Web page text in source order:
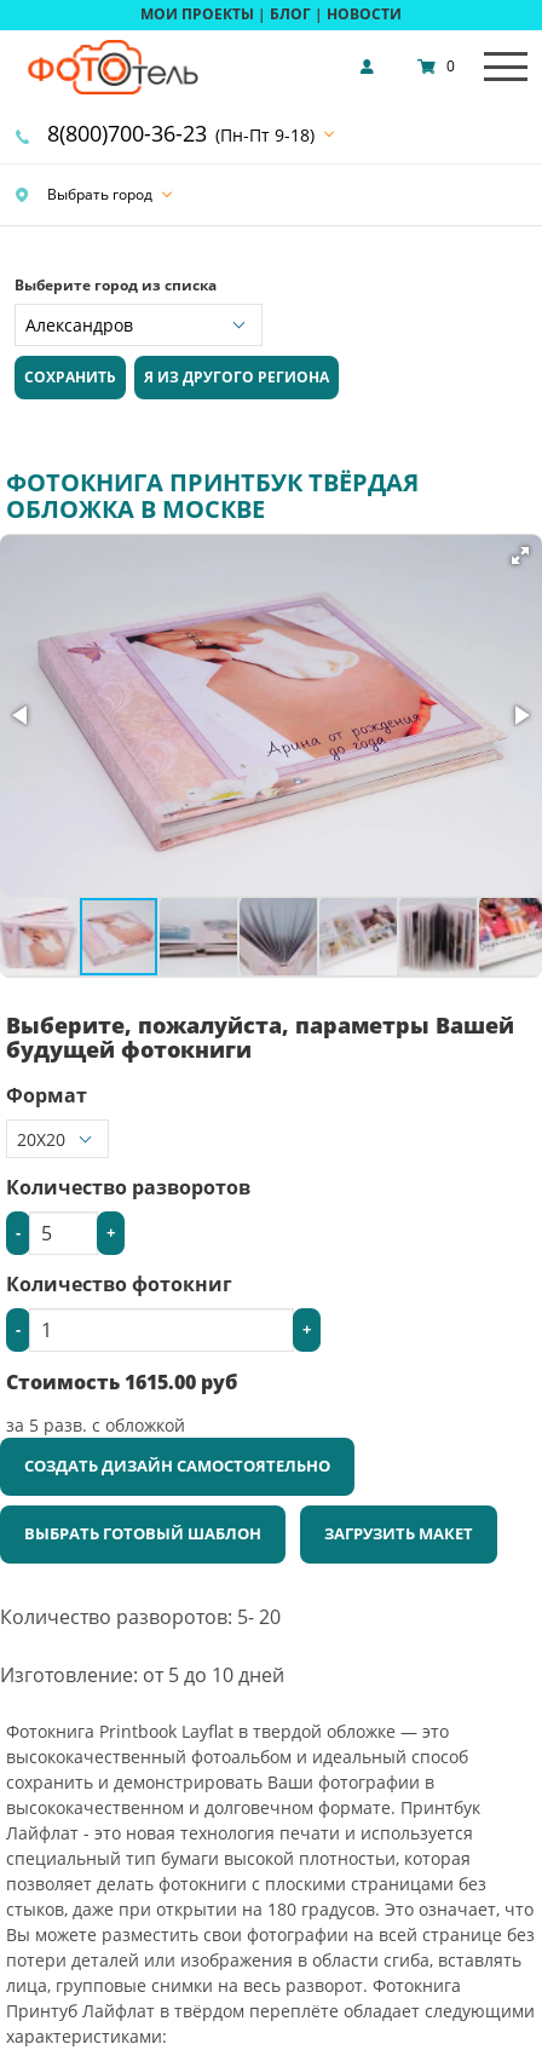
МОИ ПРОЕКТЫ | БЛОГ | НОВОСТИ
Выбрать город
8(800)700-36-23 (Пн-Пт 9-18)
0
Выберите город из списка
СОХРАНИТЬ Я ИЗ ДРУГОГО РЕГИОНА
ФОТОКНИГА ПРИНТБУК ТВЁРДАЯ
ОБЛОЖКА В МОСКВЕ
Выберите, пожалуйста, параметры Вашей
будущей фотокниги
Формат
Количество разворотов
- +
Количество фотокниг
- +
Стоимость1615.00 руб
за 5 разв. с обложкой
СОЗДАТЬ ДИЗАЙН САМОСТОЯТЕЛЬНО
ВЫБРАТЬ ГОТОВЫЙ ШАБЛОН ЗАГРУЗИТЬ МАКЕТ
Количество разворотов: 5- 20
Изготовление: от 5 до 10 дней
Фотокнига Printbook Layflat в твердой обложке — это
высококачественный фотоальбом и идеальный способ
сохранить и демонстрировать Ваши фотографии в
высококачественном и долговечном формате. Принтбук
Лайфлат - это новая технология печати и используется
специальный тип бумаги высокой плотностьи, которая
позволяет делать фотокниги с плоскими страницами без
стыков, даже при открытии на 180 градусов. Это означает, что
Вы можете разместить свои фотографии на всей странице без
потери деталей или изображения в области сгиба, вставлять
лица, групповые снимки на весь разворот. Фотокнига
Принтуб Лайфлат в твёрдом переплёте обладает следующими
характеристиками: